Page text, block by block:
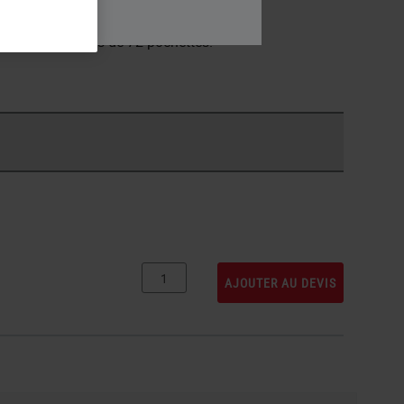
ou en caisses de 72 pochettes.
AJOUTER AU DEVIS